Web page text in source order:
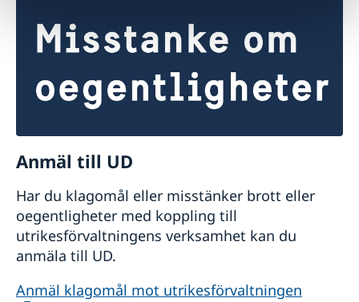
Anmäl till UD
Har du klagomål eller misstänker brott eller
oegentligheter med koppling till
utrikesförvaltningens verksamhet kan du
anmäla till UD.
Anmäl klagomål mot utrikesförvaltningen